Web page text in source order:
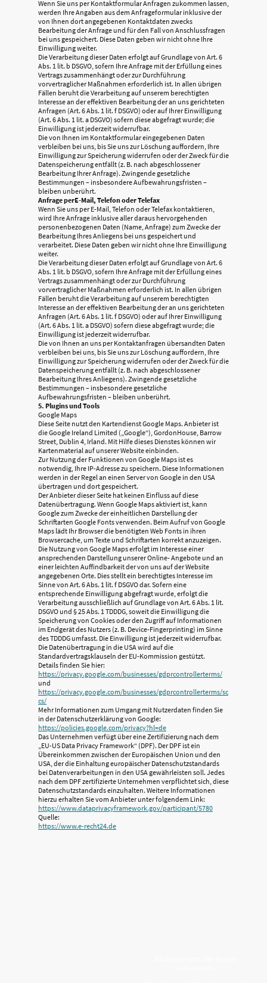
Wenn Sie uns per Kontaktformular Anfragen zukommen lassen,
werden Ihre Angaben aus dem Anfrageformular inklusive der
von Ihnen dort angegebenen Kontaktdaten zwecks
Bearbeitung der Anfrage und für den Fall von Anschlussfragen
bei uns gespeichert. Diese Daten geben wir nicht ohne Ihre
Einwilligung weiter.
Die Verarbeitung dieser Daten erfolgt auf Grundlage von Art. 6
Abs. 1 lit. b DSGVO, sofern Ihre Anfrage mit der Erfüllung eines
Vertrags zusammenhängt oder zur Durchführung
vorvertraglicher Maßnahmen erforderlich ist. In allen übrigen
Fällen beruht die Verarbeitung auf unserem berechtigten
Interesse an der effektiven Bearbeitung der an uns gerichteten
Anfragen (Art. 6 Abs. 1 lit. f DSGVO) oder auf Ihrer Einwilligung
(Art. 6 Abs. 1 lit. a DSGVO) sofern diese abgefragt wurde; die
Einwilligung ist jederzeit widerrufbar.
Die von Ihnen im Kontaktformular eingegebenen Daten
verbleiben bei uns, bis Sie uns zur Löschung auffordern, Ihre
Einwilligung zur Speicherung widerrufen oder der Zweck für die
Datenspeicherung entfällt (z. B. nach abgeschlossener
Bearbeitung Ihrer Anfrage). Zwingende gesetzliche
Bestimmungen – insbesondere Aufbewahrungsfristen –
bleiben unberührt.
Anfrage perE-Mail, Telefon oder Telefax
Wenn Sie uns per E-Mail, Telefon oder Telefax kontaktieren,
wird Ihre Anfrage inklusive aller daraus hervorgehenden
personenbezogenen Daten (Name, Anfrage) zum Zwecke der
Bearbeitung Ihres Anliegens bei uns gespeichert und
verarbeitet. Diese Daten geben wir nicht ohne Ihre Einwilligung
weiter.
Die Verarbeitung dieser Daten erfolgt auf Grundlage von Art. 6
Abs. 1 lit. b DSGVO, sofern Ihre Anfrage mit der Erfüllung eines
Vertrags zusammenhängt oder zur Durchführung
vorvertraglicher Maßnahmen erforderlich ist. In allen übrigen
Fällen beruht die Verarbeitung auf unserem berechtigten
Interesse an der effektiven Bearbeitung der an uns gerichteten
Anfragen (Art. 6 Abs. 1 lit. f DSGVO) oder auf Ihrer Einwilligung
(Art. 6 Abs. 1 lit. a DSGVO) sofern diese abgefragt wurde; die
Einwilligung ist jederzeit widerrufbar.
Die von Ihnen an uns per Kontaktanfragen übersandten Daten
verbleiben bei uns, bis Sie uns zur Löschung auffordern, Ihre
Einwilligung zur Speicherung widerrufen oder der Zweck für die
Datenspeicherung entfällt (z. B. nach abgeschlossener
Bearbeitung Ihres Anliegens). Zwingende gesetzliche
Bestimmungen – insbesondere gesetzliche
Aufbewahrungsfristen – bleiben unberührt.
5. Plugins und Tools
Google Maps
Diese Seite nutzt den Kartendienst Google Maps. Anbieter ist
die Google Ireland Limited („Google“), GordonHouse, Barrow
Street, Dublin 4, Irland. Mit Hilfe dieses Dienstes können wir
Kartenmaterial auf unserer Website einbinden.
Zur Nutzung der Funktionen von Google Maps ist es
notwendig, Ihre IP-Adresse zu speichern. Diese Informationen
werden in der Regel an einen Server von Google in den USA
übertragen und dort gespeichert.
Der Anbieter dieser Seite hat keinen Einfluss auf diese
Datenübertragung. Wenn Google Maps aktiviert ist, kann
Google zum Zwecke der einheitlichen Darstellung der
Schriftarten Google Fonts verwenden. Beim Aufruf von Google
Maps lädt Ihr Browser die benötigten Web Fonts in ihren
Browsercache, um Texte und Schriftarten korrekt anzuzeigen.
Die Nutzung von Google Maps erfolgt im Interesse einer
ansprechenden Darstellung unserer Online- Angebote und an
einer leichten Auffindbarkeit der von uns auf der Website
angegebenen Orte. Dies stellt ein berechtigtes Interesse im
Sinne von Art. 6 Abs. 1 lit. f DSGVO dar. Sofern eine
entsprechende Einwilligung abgefragt wurde, erfolgt die
Verarbeitung ausschließlich auf Grundlage von Art. 6 Abs. 1 lit.
DSGVO und § 25 Abs. 1 TDDDG, soweit die Einwilligung die
Speicherung von Cookies oder den Zugriff auf Informationen
im Endgerät des Nutzers (z. B. Device-Fingerprinting) im Sinne
des TDDDG umfasst. Die Einwilligung ist jederzeit widerrufbar.
Die Datenübertragung in die USA wird auf die
Standardvertragsklauseln der EU-Kommission gestützt.
Details finden Sie hier:
https://privacy.google.com/businesses/gdprcontrollerterms/
und
https://privacy.google.com/businesses/gdprcontrollerterms/sc
cs/
Mehr Informationen zum Umgang mit Nutzerdaten finden Sie
in der Datenschutzerklärung von Google:
https://policies.google.com/privacy?hl=de
Das Unternehmen verfügt über eine Zertifizierung nach dem
„EU-US Data Privacy Framework“ (DPF). Der DPF ist ein
Übereinkommen zwischen der Europäischen Union und den
USA, der die Einhaltung europäischer Datenschutzstandards
bei Datenverarbeitungen in den USA gewährleisten soll. Jedes
nach dem DPF zertifizierte Unternehmen verpflichtet sich, diese
Datenschutzstandards einzuhalten. Weitere Informationen
hierzu erhalten Sie vom Anbieter unter folgendem Link:
https://www.dataprivacyframework.gov/participant/5780
Quelle:
https://www.e-recht24.de